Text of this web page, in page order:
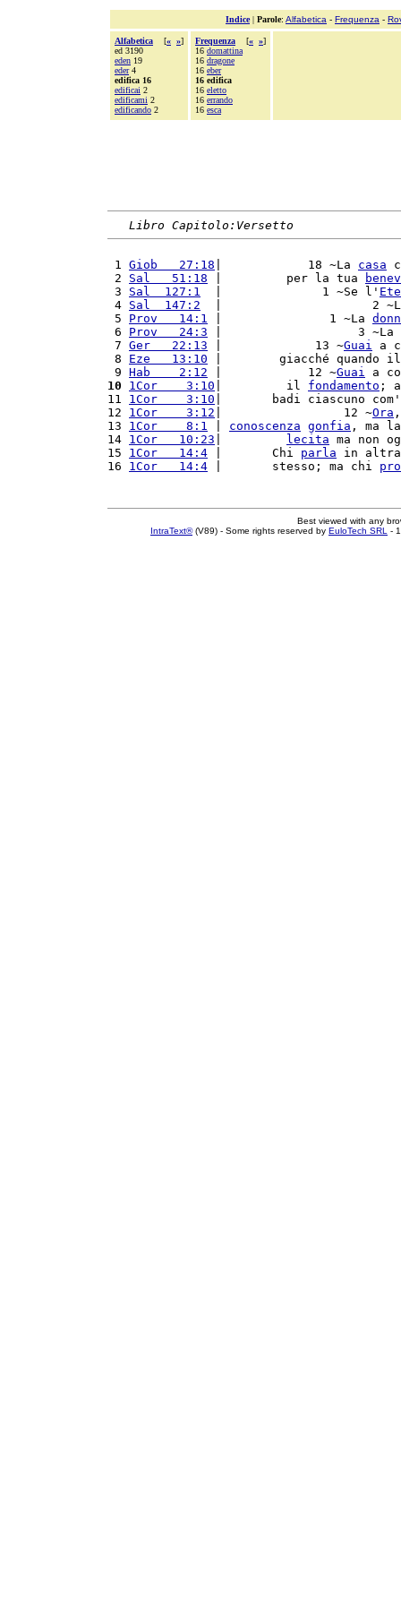
Indice| Parole: Alfabetica - Frequenza -
Alfabetica [« »]
ed 3190
eden 19
eder4
edifica 16
edificai 2
edificami 2
edificando 2
Frequenza [« »]
16 domattina
16 dragone
16 eber
16 edifica
16 eletto
16 errando
16 esca
Libro Capitolo:Versetto
1 Giob   27:18 |            18 ~La casa
2 Sal   51:18 |         per la tua
3 Sal  127:1
  |              1 ~Se l'
4 Sal  147:2
|                     2
5 Prov   14:1 |               1 ~La
6 Prov   24:3 |                   3 ~La
7 Ger   22:13 |             13 ~Guai a
8 Eze   13:10 |        giacché quando
9 Hab    2:12 |            12 ~Guai a
10
1Cor    3:10 |         il fondamento ;
11 1Cor    3:10 |       badi ciascuno
12 1Cor    3:12 |                 12 ~Ora
13 1Cor    8:1 conoscenza gonfia , ma
14 1Cor   10:23 lecita ma non
15 1Cor   14:4 |       Chi parla in
16 1Cor   14:4 |       stesso; ma chi
Best viewed with any
IntraText®(V89) - Some rights reserved by EuloTech SRL -